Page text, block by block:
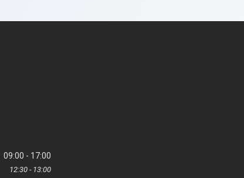
09:00 17:00
12:30 13:00